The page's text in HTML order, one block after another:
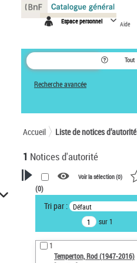
Espace personnel Aide
Tout
Recherche avancée
Accueil Liste de notices d’autorité
1 Notices d'autorité
VOTRE RECHERCHE
Recherche avancée dans les
notices d’autorité
Œuvres liées à l'auteur :
Temperton, Rod (1947-2016)
Voir la sélection (0)
(0)
Tri par : Défaut
sur 1
1
Temperton, Rod (1947-2016)
Panneau de gestion des cookies